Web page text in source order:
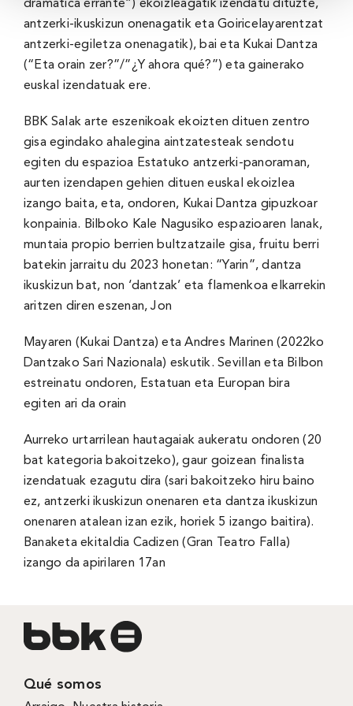
dramática errante”) ekoizleagatik izendatu dituzte,
antzerki-ikuskizun onenagatik eta Goiricelayarentzat
antzerki-egiletza onenagatik), bai eta Kukai Dantza
(“Eta orain zer?”/”¿Y ahora qué?”) eta gainerako
euskal izendatuak ere.
BBK Salak arte eszenikoak ekoizten dituen zentro
gisa egindako ahalegina aintzatesteak sendotu
egiten du espazioa Estatuko antzerki-panoraman,
aurten izendapen gehien dituen euskal ekoizlea
izango baita, eta, ondoren, Kukai Dantza gipuzkoar
konpainia. Bilboko Kale Nagusiko espazioaren lanak,
muntaia propio berrien bultzatzaile gisa, fruitu berri
batekin jarraitu du 2023 honetan: “Yarin”, dantza
ikuskizun bat, non ‘dantzak’ eta flamenkoa elkarrekin
aritzen diren eszenan, Jon
Mayaren (Kukai Dantza) eta Andres Marinen (2022ko
Dantzako Sari Nazionala) eskutik. Sevillan eta Bilbon
estreinatu ondoren, Estatuan eta Europan bira
egiten ari da orain
Aurreko urtarrilean hautagaiak aukeratu ondoren (20
bat kategoria bakoitzeko), gaur goizean finalista
izendatuak ezagutu dira (sari bakoitzeko hiru baino
ez, antzerki ikuskizun onenaren eta dantza ikuskizun
onenaren atalean izan ezik, horiek 5 izango baitira).
Banaketa ekitaldia Cadizen (Gran Teatro Falla)
izango da apirilaren 17an
Qué somos